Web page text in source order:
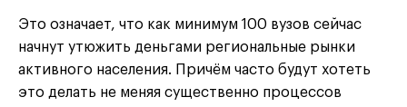
Это означает, что как минимум 100 вузов сейчас
начнут утюжить деньгами региональные рынки
активного населения. Причём часто будут хотеть
это делать не меняя существенно процессов